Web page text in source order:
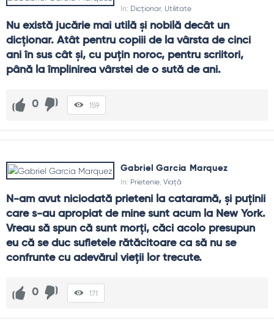
In: Dicționar, Utilitate
Nu există jucărie mai utilă și nobilă decât un
dicționar. Atât pentru copiii de la vârsta de cinci
ani în sus cât și, cu puțin noroc, pentru scriitori,
până la împlinirea vârstei de o sută de ani.
0 159
Gabriel Garcia Marquez
In: Prietenie, Viață
N-am avut niciodată prieteni la cataramă, și puținii
care s-au apropiat de mine sunt acum la New York.
Vreau să spun că sunt morți, căci acolo presupun
eu că se duc sufletele rătăcitoare ca să nu se
confrunte cu adevărul vieții lor trecute.
0 171